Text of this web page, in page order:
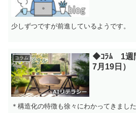
少しずつですが前進しているようです。
コラム
◆ｺﾗﾑ 1週
7月19日）
＊構造化の特徴も徐々にわかってきました